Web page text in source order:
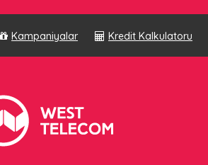
Kampaniyalar Kredit Kalkulatoru